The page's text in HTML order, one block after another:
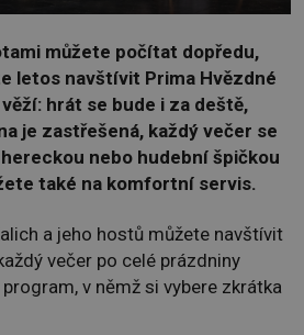
můžete počítat dopředu,
letos navštívit Prima Hvězdné
hrát se bude i za deště,
je zastřešená, každý večer se
nebo hudební špičkou
také na komfortní servis.
a jeho hostů můžete navštívit
večer po celé prázdniny
v němž si vybere zkrátka